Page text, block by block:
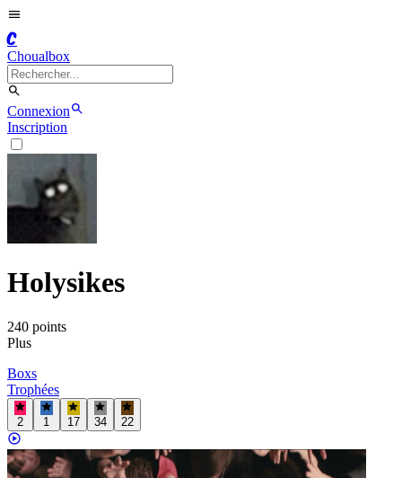
C
Choualbox
Connexion
Inscription
Holysikes
240 points
Plus
Boxs
Trophées
2 1 17 34 22